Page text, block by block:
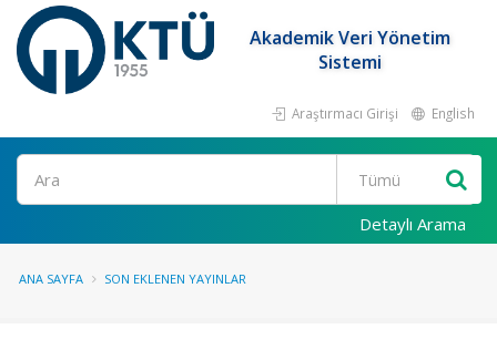
Akademik Veri Yönetim
Sistemi
Araştırmacı Girişi English
Ara
Detaylı Arama
ANA SAYFA SON EKLENEN YAYINLAR